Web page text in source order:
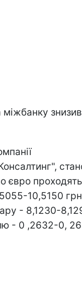
євро
10,5150
- 8,1230-
- 0 ,2632-0,